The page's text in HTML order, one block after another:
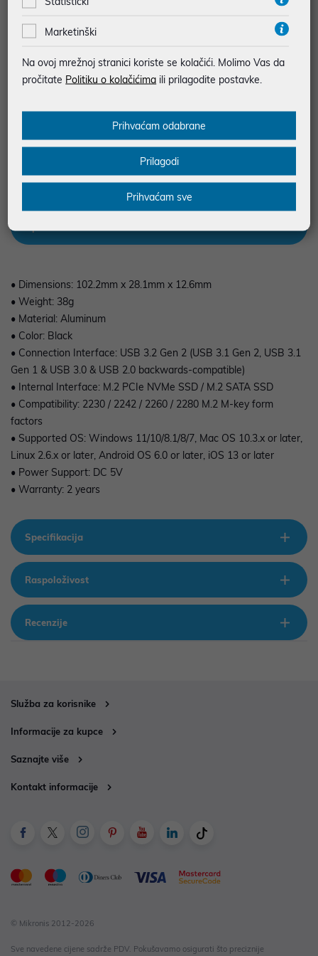
JAMSTVO 24 MJ.
SIGURNA KUPOVINA
MOGUĆNOST PLAĆANJA NA RATE
odgovara za eventualne pogreške nastale u opisu proizvoda, greške
prilikom štampanja te promjene u dostupnosti i cijene. Slike artikala su
ilustrativne prirode te ne moraju u potpunosti odgovarati artiklima. Za sve
eventualne nejasnoće možete nas kontaktirati na
web-prodaja@mikronis.hr
• Dimensions: 102.2mm x 28.1mm x 12.6mm
• Weight: 38g
• Material: Aluminum
• Color: Black
• Connection Interface: USB 3.2 Gen 2 (USB 3.1 Gen 2, USB 3.1
Gen 1 & USB 3.0 & USB 2.0 backwards-compatible)
• Internal Interface: M.2 PCIe NVMe SSD / M.2 SATA SSD
• Compatibility: 2230 / 2242 / 2260 / 2280 M.2 M-key form
factors
• Supported OS: Windows 11/10/8.1/8/7, Mac OS 10.3.x or later,
Linux 2.6.x or later, Android OS 6.0 or later, iOS 13 or later
• Power Support: DC 5V
• Warranty: 2 years
Specifikacija
Raspoloživost
Recenzije
Služba za korisnike
Informacije za kupce
Saznajte više
Kontakt informacije
© Mikronis 2012-2026
Sve navedene cijene sadrže PDV. Pokušavamo osigurati što preciznije
Marketinški
Na ovoj mrežnoj stranici koriste se kolačići. Molimo Vas da
pročitate Politiku o kolačićima ili prilagodite postavke.
Prihvaćam odabrane
Prilagodi
Prihvaćam sve